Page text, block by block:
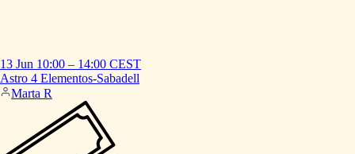
13 Jun 10:00 – 14:00 CEST
Astro 4 Elementos-Sabadell
Marta R